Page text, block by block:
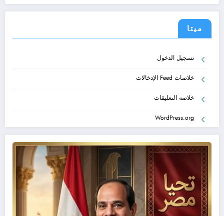
ميتا
تسجيل الدخول
خلاصات Feed الإدخالات
خلاصة التعليقات
WordPress.org